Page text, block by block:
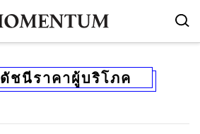
ดัชนีราคาผู้บริโภค